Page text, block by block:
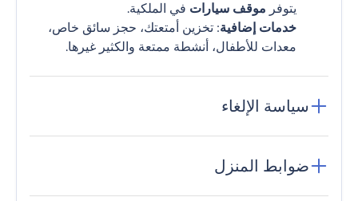
يتوفر موقف سيارات في الملكية.
خدمات إضافية: تخزين أمتعتك، حجز سائق خاص،
معدات للأطفال، أنشطة ممتعة والكثير غيرها.
سياسة الإلغاء
ضوابط المنزل